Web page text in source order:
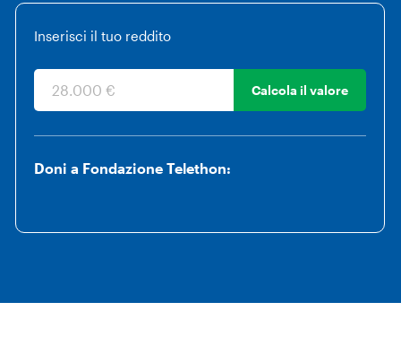
Inserisci il tuo reddito
Calcola il valore
Doni a Fondazione Telethon: